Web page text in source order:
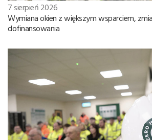
7 sierpień 2026
Wymiana okien z większym wsparciem,
dofinansowania